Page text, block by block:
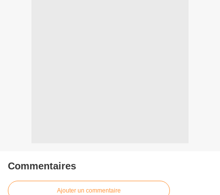
Commentaires
Ajouter un commentaire